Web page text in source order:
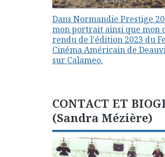
Dans Normandie Prestige
mon portrait ainsi que mon
rendu de l'édition 2023 du
Cinéma Américain de
sur Calameo.
CONTACT ET
(Sandra Mézière)